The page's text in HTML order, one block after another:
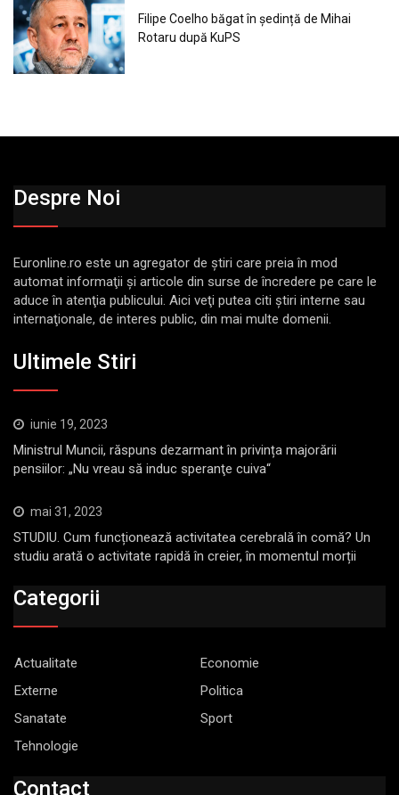
Filipe Coelho băgat în ședință de Mihai
Rotaru după KuPS
Despre Noi
Euronline.ro este un agregator de ştiri care preia în mod
automat informaţii şi articole din surse de încredere pe care le
aduce în atenţia publicului. Aici veţi putea citi ştiri interne sau
internaţionale, de interes public, din mai multe domenii.
Ultimele Stiri
iunie 19, 2023
Ministrul Muncii, răspuns dezarmant în privința majorării
pensiilor: „Nu vreau să induc speranţe cuiva“
mai 31, 2023
STUDIU. Cum funcționează activitatea cerebrală în comă? Un
studiu arată o activitate rapidă în creier, în momentul morții
Categorii
Actualitate
Economie
Externe
Politica
Sanatate
Sport
Tehnologie
Contact